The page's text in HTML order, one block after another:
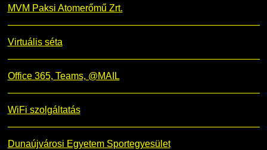
MVM Paksi Atomerőmű Zrt.
Virtuális séta
Office 365, Teams, @MAIL
WiFi szolgáltatás
Dunaújvárosi Egyetem Sportegyesület